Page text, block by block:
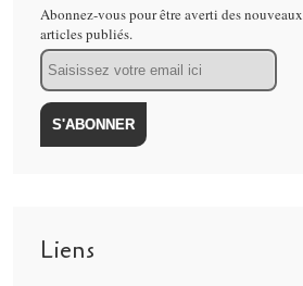
Abonnez-vous pour être averti des nouveaux
articles publiés.
Email
Liens